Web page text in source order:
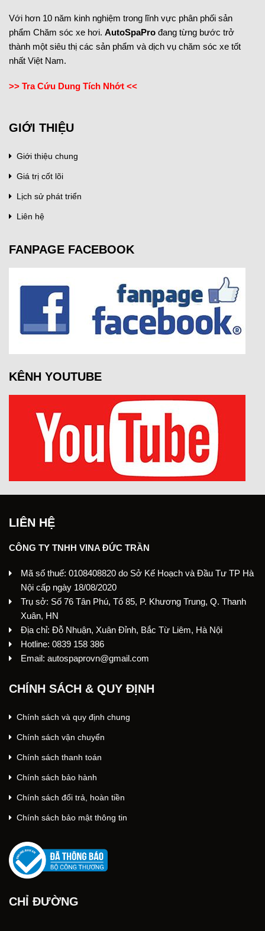
Với hơn 10 năm kinh nghiệm trong lĩnh vực phân phối sản
phẩm Chăm sóc xe hơi. AutoSpaPro đang từng bước trở
thành một siêu thị các sản phẩm và dịch vụ chăm sóc xe tốt
nhất Việt Nam.
>> Tra Cứu Dung Tích Nhớt <<
GIỚI THIỆU
Giới thiệu chung
Giá trị cốt lõi
Lịch sử phát triển
Liên hệ
FANPAGE FACEBOOK
KÊNH YOUTUBE
LIÊN HỆ
CÔNG TY TNHH VINA ĐỨC TRẦN
Mã số thuế: 0108408820 do Sở Kế Hoạch và Đầu Tư TP Hà
Nội cấp ngày 18/08/2020
Trụ sở: Số 76 Tân Phú, Tổ 85, P. Khương Trung, Q. Thanh
Xuân, HN
Địa chỉ: Đỗ Nhuận, Xuân Đỉnh, Bắc Từ Liêm, Hà Nội
Hotline: 0839 158 386
Email: autospaprovn@gmail.com
CHÍNH SÁCH & QUY ĐỊNH
Chính sách và quy định chung
Chính sách vận chuyển
Chính sách thanh toán
Chính sách bảo hành
Chính sách đổi trả, hoàn tiền
Chính sách bảo mật thông tin
CHỈ ĐƯỜNG